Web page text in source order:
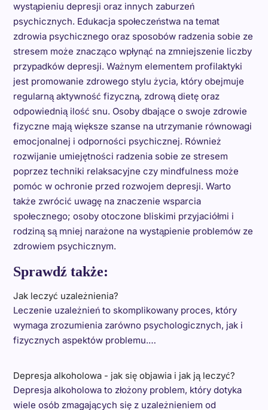
wystąpieniu depresji oraz innych zaburzeń
psychicznych. Edukacja społeczeństwa na temat
zdrowia psychicznego oraz sposobów radzenia sobie ze
stresem może znacząco wpłynąć na zmniejszenie liczby
przypadków depresji. Ważnym elementem profilaktyki
jest promowanie zdrowego stylu życia, który obejmuje
regularną aktywność fizyczną, zdrową dietę oraz
odpowiednią ilość snu. Osoby dbające o swoje zdrowie
fizyczne mają większe szanse na utrzymanie równowagi
emocjonalnej i odporności psychicznej. Również
rozwijanie umiejętności radzenia sobie ze stresem
poprzez techniki relaksacyjne czy mindfulness może
pomóc w ochronie przed rozwojem depresji. Warto
także zwrócić uwagę na znaczenie wsparcia
społecznego; osoby otoczone bliskimi przyjaciółmi i
rodziną są mniej narażone na wystąpienie problemów ze
zdrowiem psychicznym.
Sprawdź także:
Jak leczyć uzależnienia?
Leczenie uzależnień to skomplikowany proces, który
wymaga zrozumienia zarówno psychologicznych, jak i
fizycznych aspektów problemu.…
Depresja alkoholowa - jak się objawia i jak ją leczyć?
Depresja alkoholowa to złożony problem, który dotyka
wiele osób zmagających się z uzależnieniem od